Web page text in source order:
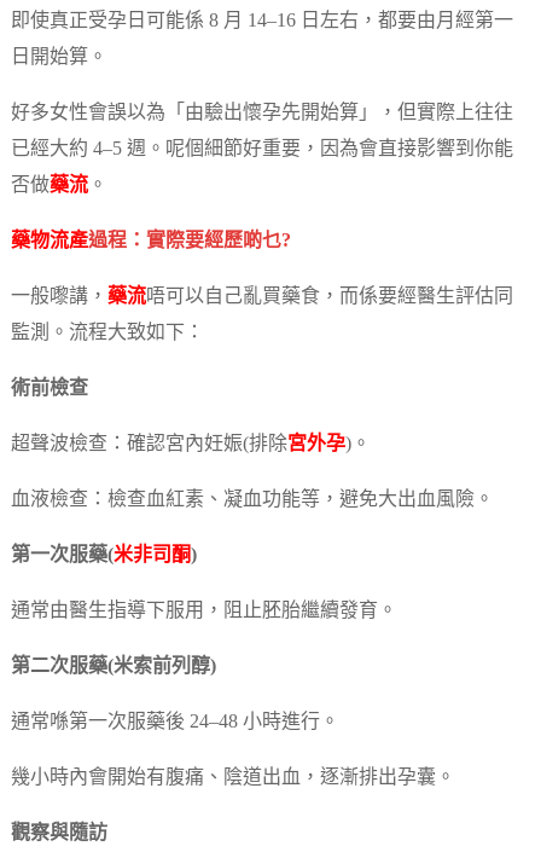
即使真正受孕日可能係 8 月 14–16 日左右，都要由月經第一
日開始算。
好多女性會誤以為「由驗出懷孕先開始算」，但實際上往往
已經大約 4–5 週。呢個細節好重要，因為會直接影響到你能
否做藥流。
藥物流產過程：實際要經歷啲乜?
一般嚟講， 藥流唔可以自己亂買藥食，而係要經醫生評估同
監測。流程大致如下：
術前檢查
超聲波檢查：確認宮內妊娠(排除宮外孕)。
血液檢查：檢查血紅素、凝血功能等，避免大出血風險。
第一次服藥(米非司酮)
通常由醫生指導下服用，阻止胚胎繼續發育。
第二次服藥(米索前列醇)
通常喺第一次服藥後 24–48 小時進行。
幾小時內會開始有腹痛、陰道出血，逐漸排出孕囊。
觀察與隨訪